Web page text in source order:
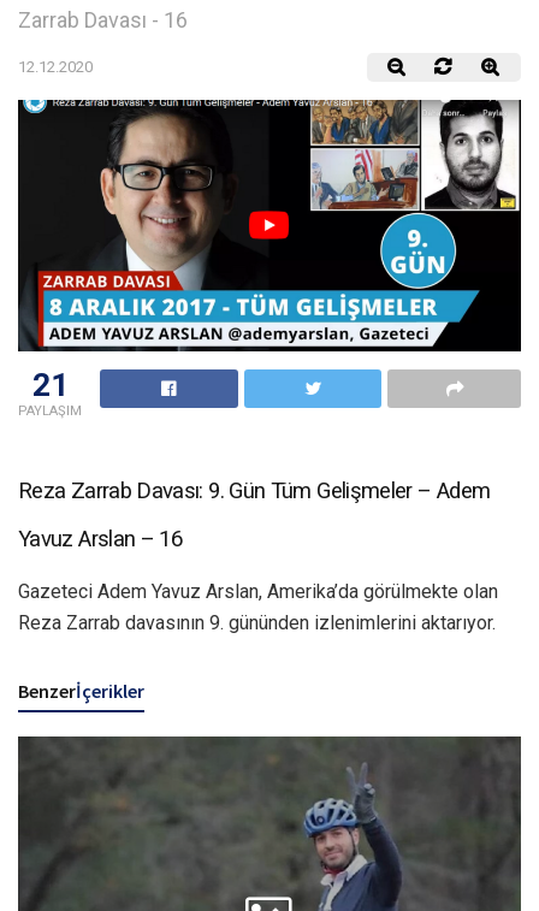
Zarrab Davası - 16
12.12.2020
21
PAYLAŞIM
Reza Zarrab Davası: 9. Gün Tüm Gelişmeler – Adem
Yavuz Arslan – 16
Gazeteci Adem Yavuz Arslan, Amerika’da görülmekte olan
Reza Zarrab davasının 9. gününden izlenimlerini aktarıyor.
Benzerİçerikler